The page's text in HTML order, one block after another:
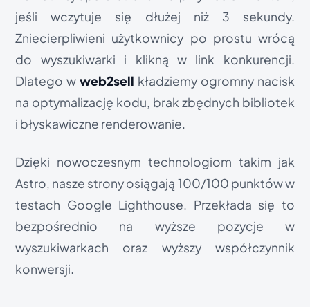
jeśli wczytuje się dłużej niż 3 sekundy.
Zniecierpliwieni użytkownicy po prostu wrócą
do wyszukiwarki i klikną w link konkurencji.
Dlatego wweb2sell kładziemy ogromny nacisk
na optymalizację kodu, brak zbędnych bibliotek
i błyskawiczne renderowanie.
Dzięki nowoczesnym technologiom takim jak
Astro, nasze strony osiągają 100/100 punktów w
testach Google Lighthouse. Przekłada się to
bezpośrednio na wyższe pozycje w
wyszukiwarkach oraz wyższy współczynnik
konwersji.